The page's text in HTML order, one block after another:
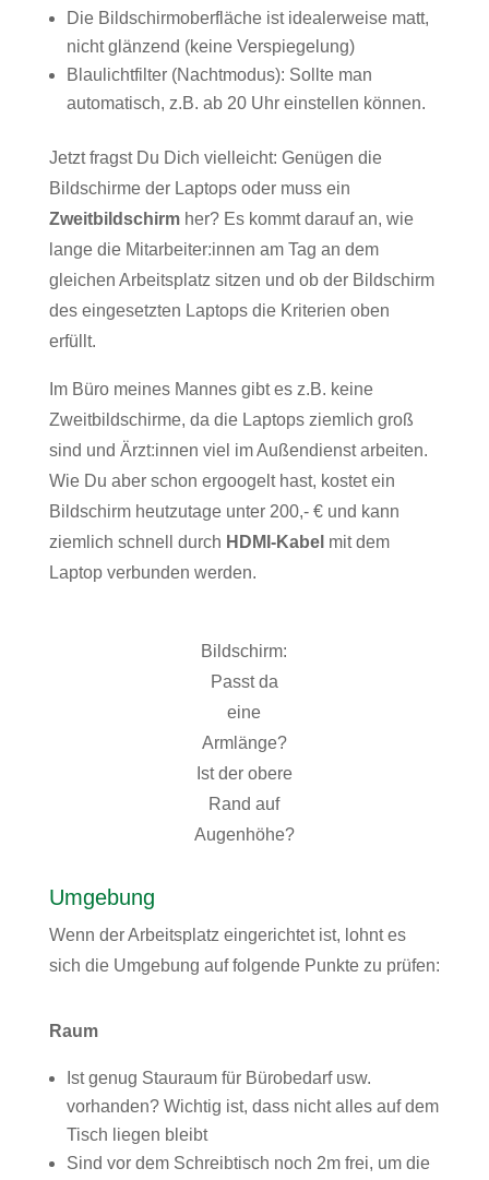
Die Bildschirmoberfläche ist idealerweise matt,
nicht glänzend (keine Verspiegelung)
Blaulichtfilter (Nachtmodus): Sollte man
automatisch, z.B. ab 20 Uhr einstellen können.
Jetzt fragst Du Dich vielleicht: Genügen die
Bildschirme der Laptops oder muss ein
Zweitbildschirm her? Es kommt darauf an, wie
lange die Mitarbeiter:innen am Tag an dem
gleichen Arbeitsplatz sitzen und ob der Bildschirm
des eingesetzten Laptops die Kriterien oben
erfüllt.
Im Büro meines Mannes gibt es z.B. keine
Zweitbildschirme, da die Laptops ziemlich groß
sind und Ärzt:innen viel im Außendienst arbeiten.
Wie Du aber schon ergoogelt hast, kostet ein
Bildschirm heutzutage unter 200,- € und kann
ziemlich schnell durch HDMI-Kabel mit dem
Laptop verbunden werden.
Bildschirm:
Passt da
eine
Armlänge?
Ist der obere
Rand auf
Augenhöhe?
Umgebung
Wenn der Arbeitsplatz eingerichtet ist, lohnt es
sich die Umgebung auf folgende Punkte zu prüfen:
Raum
Ist genug Stauraum für Bürobedarf usw.
vorhanden? Wichtig ist, dass nicht alles auf dem
Tisch liegen bleibt
Sind vor dem Schreibtisch noch 2m frei, um die